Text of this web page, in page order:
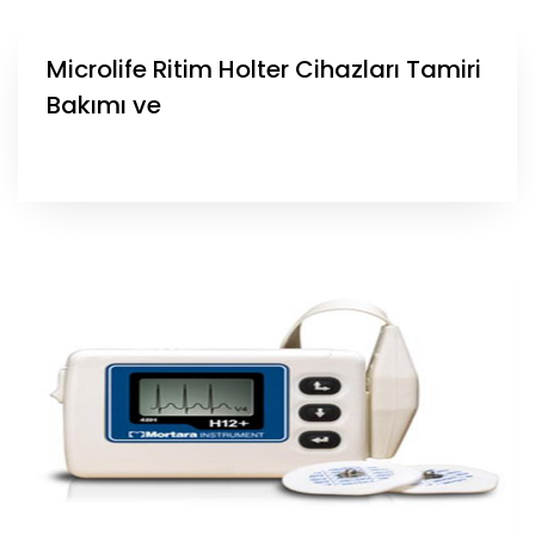
Microlife Ritim Holter Cihazları Tamiri
Bakımı ve